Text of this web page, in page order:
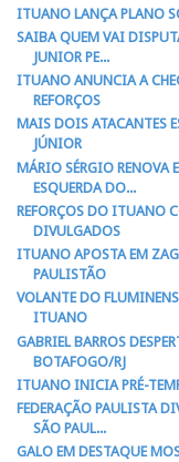
ITUANO LANÇA PLANO
SAIBA QUEM VAI
JUNIOR PE...
ITUANO ANUNCIA A
REFORÇOS
MAIS DOIS ATACANTES
JÚNIOR
MÁRIO SÉRGIO RENOVA
ESQUERDA DO...
REFORÇOS DO ITUANO
DIVULGADOS
ITUANO APOSTA EM
PAULISTÃO
VOLANTE DO
ITUANO
GABRIEL BARROS
BOTAFOGO/RJ
ITUANO INICIA PRÉ-
FEDERAÇÃO PAULISTA
SÃO PAUL...
GALO EM DESTAQUE